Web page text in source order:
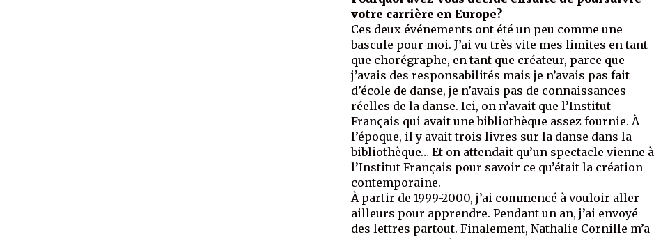
votre carrière en Europe?
Ces deux événements ont été un peu comme une
bascule pour moi. J’ai vu très vite mes limites en tant
que chorégraphe, en tant que créateur, parce que
j’avais des responsabilités mais je n’avais pas fait
d’école de danse, je n’avais pas de connaissances
réelles de la danse. Ici, on n’avait que l’Institut
Français qui avait une bibliothèque assez fournie. À
l’époque, il y avait trois livres sur la danse dans la
bibliothèque… Et on attendait qu’un spectacle vienne à
l’Institut Français pour savoir ce qu’était la création
contemporaine.
À partir de 1999-2000, j’ai commencé à vouloir aller
ailleurs pour apprendre. Pendant un an, j’ai envoyé
des lettres partout. Finalement, Nathalie Cornille m’a